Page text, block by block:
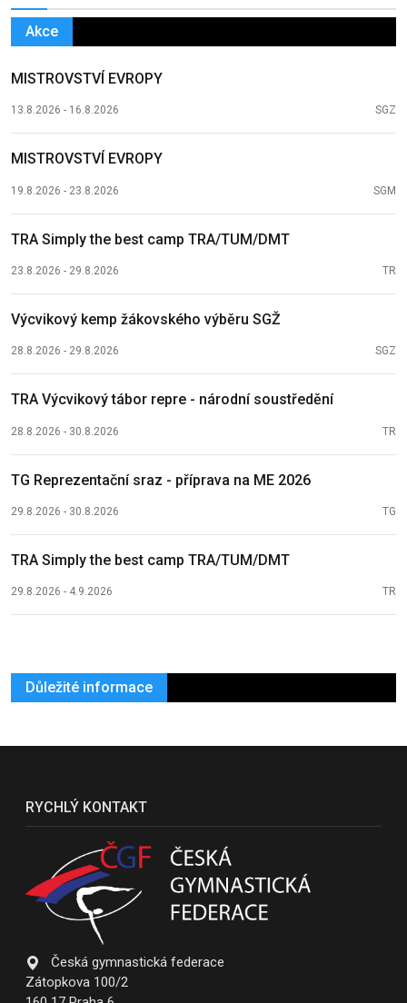
Akce
MISTROVSTVÍ EVROPY
13.8.2026 - 16.8.2026 SGZ
MISTROVSTVÍ EVROPY
19.8.2026 - 23.8.2026 SGM
TRA Simply the best camp TRA/TUM/DMT
23.8.2026 - 29.8.2026 TR
Výcvikový kemp žákovského výběru SGŽ
28.8.2026 - 29.8.2026 SGZ
TRA Výcvikový tábor repre - národní soustředění
28.8.2026 - 30.8.2026 TR
TG Reprezentační sraz - příprava na ME 2026
29.8.2026 - 30.8.2026 TG
TRA Simply the best camp TRA/TUM/DMT
29.8.2026 - 4.9.2026 TR
Důležité informace
RYCHLÝ KONTAKT
Česká gymnastická federace
Zátopkova 100/2